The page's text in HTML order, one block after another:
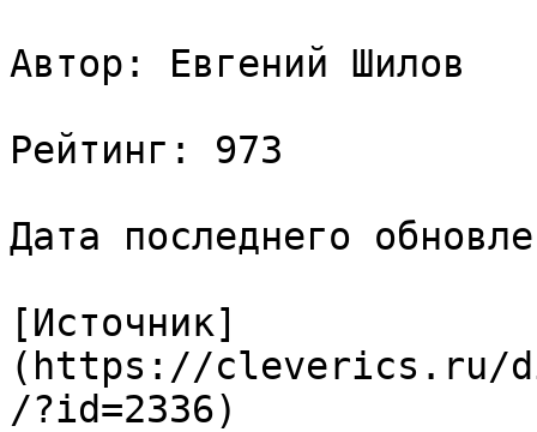
Автор: Евгений Шилов
Рейтинг: 973
Дата последнего
[Источник]
(https://cleverics.ru/
/?id=2336)